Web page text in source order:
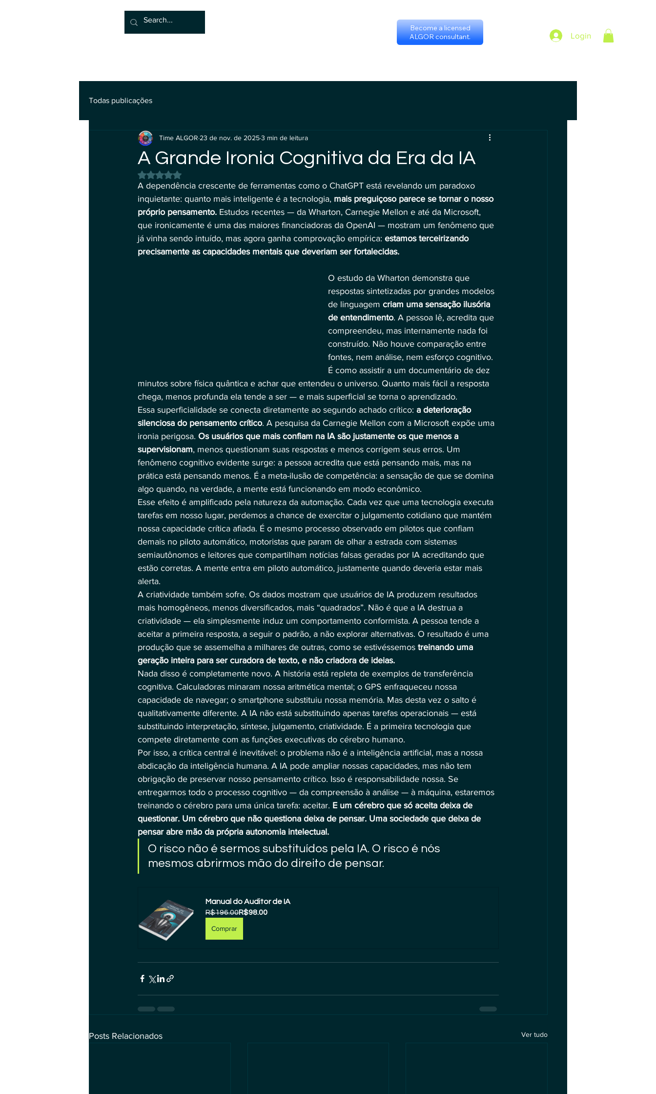
Login
Become a licensed
ALGOR consultant.
Todas publicações
A Grande Ironia Cognitiva da Era da IA
Time ALGOR 23 de nov. de 20253 min de leitura
Avaliado com NaN de 5 estrelas.
A dependência crescente de ferramentas como o ChatGPT está revelando um paradoxo
inquietante: quanto mais inteligente é a tecnologia, mais preguiçoso parece se tornar o nosso
próprio pensamento. Estudos recentes — da Wharton, Carnegie Mellon e até da Microsoft,
que ironicamente é uma das maiores financiadoras da OpenAI — mostram um fenômeno que
já vinha sendo intuído, mas agora ganha comprovação empírica: estamos terceirizando
precisamente as capacidades mentais que deveriam ser fortalecidas.
O estudo da Wharton demonstra que
respostas sintetizadas por grandes modelos
de linguagem criam uma sensação ilusória
de entendimento. A pessoa lê, acredita que
compreendeu, mas internamente nada foi
construído. Não houve comparação entre
fontes, nem análise, nem esforço cognitivo.
É como assistir a um documentário de dez
minutos sobre física quântica e achar que entendeu o universo. Quanto mais fácil a resposta
chega, menos profunda ela tende a ser — e mais superficial se torna o aprendizado.
Essa superficialidade se conecta diretamente ao segundo achado crítico: a deterioração
silenciosa do pensamento crítico. A pesquisa da Carnegie Mellon com a Microsoft expõe uma
ironia perigosa. Os usuários que mais confiam na IA são justamente os que menos a
supervisionam, menos questionam suas respostas e menos corrigem seus erros. Um
fenômeno cognitivo evidente surge: a pessoa acredita que está pensando mais, mas na
prática está pensando menos. É a meta-ilusão de competência: a sensação de que se domina
algo quando, na verdade, a mente está funcionando em modo econômico.
Esse efeito é amplificado pela natureza da automação. Cada vez que uma tecnologia executa
tarefas em nosso lugar, perdemos a chance de exercitar o julgamento cotidiano que mantém
nossa capacidade crítica afiada. É o mesmo processo observado em pilotos que confiam
demais no piloto automático, motoristas que param de olhar a estrada com sistemas
semiautônomos e leitores que compartilham notícias falsas geradas por IA acreditando que
estão corretas. A mente entra em piloto automático, justamente quando deveria estar mais
alerta.
A criatividade também sofre. Os dados mostram que usuários de IA produzem resultados
mais homogêneos, menos diversificados, mais “quadrados”. Não é que a IA destrua a
criatividade — ela simplesmente induz um comportamento conformista. A pessoa tende a
aceitar a primeira resposta, a seguir o padrão, a não explorar alternativas. O resultado é uma
produção que se assemelha a milhares de outras, como se estivéssemos treinando uma
geração inteira para ser curadora de texto, e não criadora de ideias.
Nada disso é completamente novo. A história está repleta de exemplos de transferência
cognitiva. Calculadoras minaram nossa aritmética mental; o GPS enfraqueceu nossa
capacidade de navegar; o smartphone substituiu nossa memória. Mas desta vez o salto é
qualitativamente diferente. A IA não está substituindo apenas tarefas operacionais — está
substituindo interpretação, síntese, julgamento, criatividade. É a primeira tecnologia que
compete diretamente com as funções executivas do cérebro humano.
Por isso, a crítica central é inevitável: o problema não é a inteligência artificial, mas a nossa
abdicação da inteligência humana. A IA pode ampliar nossas capacidades, mas não tem
obrigação de preservar nosso pensamento crítico. Isso é responsabilidade nossa. Se
entregarmos todo o processo cognitivo — da compreensão à análise — à máquina, estaremos
treinando o cérebro para uma única tarefa: aceitar. E um cérebro que só aceita deixa de
questionar. Um cérebro que não questiona deixa de pensar. Uma sociedade que deixa de
pensar abre mão da própria autonomia intelectual.
O risco não é sermos substituídos pela IA. O risco é nós
mesmos abrirmos mão do direito de pensar.
Manual do Auditor de IA
R$196.00R$98.00
Comprar
Posts Relacionados Ver tudo